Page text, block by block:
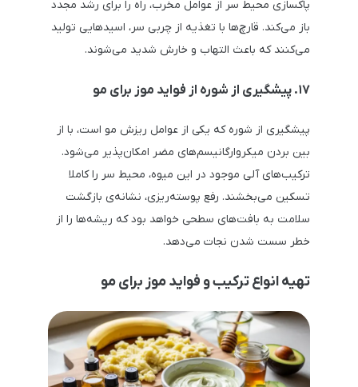
پاکسازی محیط سر از عوامل مخرب، راه را برای رشد مجدد
باز می‌کند. قارچ‌ها با تغذیه از چربی سر، اسیدهایی تولید
می‌کنند که باعث التهاب و خارش شدید می‌شوند.
۱۷. پیشگیری از شوره از فواید موز برای مو
پیشگیری از شوره که یکی از عوامل ریزش مو است، با از
بین بردن میکروارگانیسم‌های مضر امکان‌پذیر می‌شود.
ترکیب‌های آلی موجود در این میوه، محیط سر را کاملا
تسکین می‌بخشند. رفع پوسته‌ریزی، نشانه‌ی بازگشت
سلامت به بافت‌های سطحی خواهد بود که ریشه‌ها را از
خطر سست شدن نجات می‌دهد.
تهیه انواع ترکیب و فواید موز برای مو